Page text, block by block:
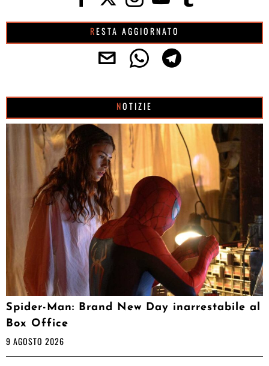
RESTA AGGIORNATO
NOTIZIE
Spider-Man: Brand New Day inarrestabile al
Box Office
9 AGOSTO 2026